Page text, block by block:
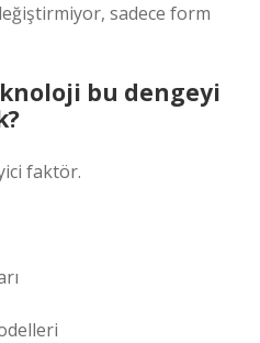
sadece form
bu dengeyi
faktör.